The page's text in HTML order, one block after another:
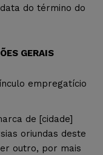
do término do
GERAIS
empregatício
de [cidade]
oriundas deste
outro, por mais